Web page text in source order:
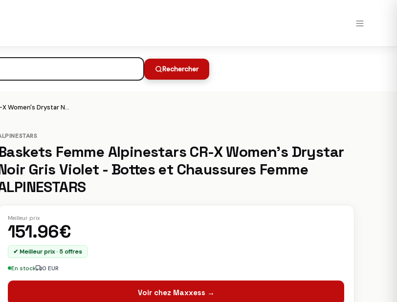
Rechercher
Baskets Femme Alpinestars CR-X Women's Drystar Noir Gris Violet - Bottes et Chaussures Femme ALPINESTARS
Femme Alpinestars CR-X Women's Drystar
Gris Violet - Bottes et Chaussures Femme
Meilleur prix
151.96€
✔ Meilleur prix · 5 offres
En stock 0 EUR
Voir chez Maxxess →